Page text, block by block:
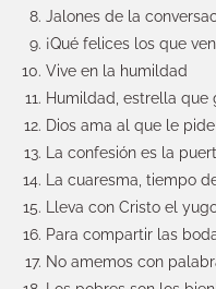
Jalones de la
¡Qué felices los que
Vive en la humildad
Humildad, estrella que
Dios ama al que le
La confesión es la
La cuaresma, tiempo
Lleva con Cristo el
Para compartir las
No amemos con